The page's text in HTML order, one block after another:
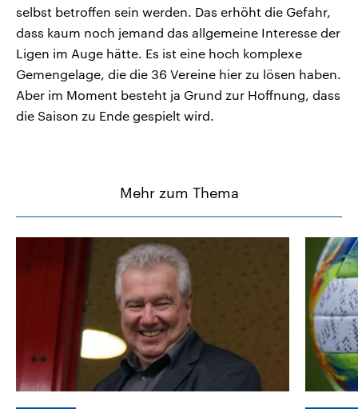
selbst betroffen sein werden. Das erhöht die Gefahr,
dass kaum noch jemand das allgemeine Interesse der
Ligen im Auge hätte. Es ist eine hoch komplexe
Gemengelage, die die 36 Vereine hier zu lösen haben.
Aber im Moment besteht ja Grund zur Hoffnung, dass
die Saison zu Ende gespielt wird.
Mehr zum Thema